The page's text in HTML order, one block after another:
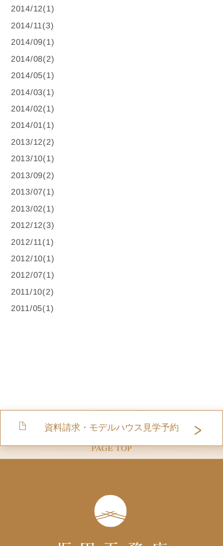
資料請求・モデルハウス見学予約
2014/12(1)
2014/11(3)
2014/09(1)
2014/08(2)
2014/05(1)
2014/03(1)
2014/02(1)
2014/01(1)
2013/12(2)
2013/10(1)
2013/09(2)
2013/07(1)
2013/02(1)
2012/12(3)
2012/11(1)
2012/10(1)
2012/07(1)
2011/10(2)
2011/05(1)